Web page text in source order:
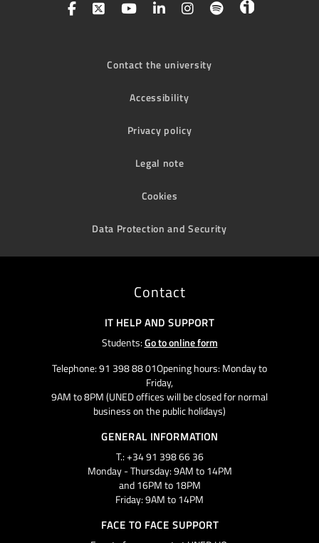
Contact the university
Accessibility
Privacy policy
Legal note
Cookies
Data Protection and Security
Contact
IT HELP AND SUPPORT
Students:Go to online form
Telephone: 91 398 88 01Opening hours: Monday to
Friday,
9AM to 8PM (UNED offices will be closed for normal
business on the public holidays)
GENERAL INFORMATION
T.: +34 91 398 66 36
Monday - Thursday: 9AM to 14PM
and 16PM to 18PM
Friday: 9AM to 14PM
FACE TO FACE SUPPORT